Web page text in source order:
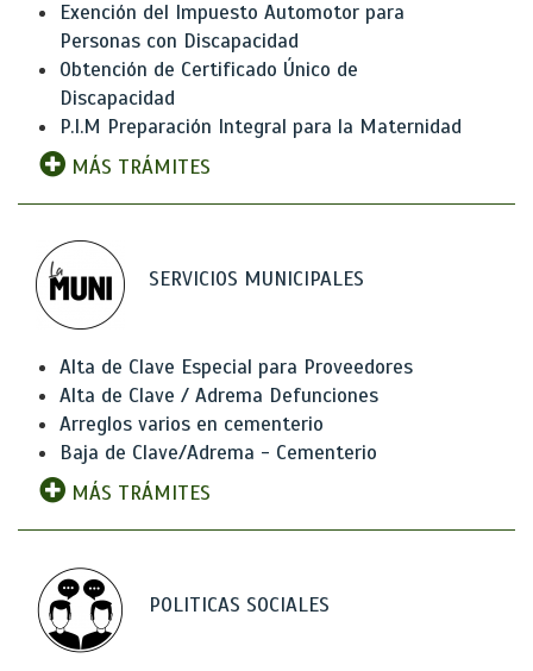
Exención del Impuesto Automotor para
Personas con Discapacidad
Obtención de Certificado Único de
Discapacidad
P.I.M Preparación Integral para la Maternidad
MÁS TRÁMITES
SERVICIOS MUNICIPALES
Alta de Clave Especial para Proveedores
Alta de Clave / Adrema Defunciones
Arreglos varios en cementerio
Baja de Clave/Adrema - Cementerio
MÁS TRÁMITES
POLITICAS SOCIALES